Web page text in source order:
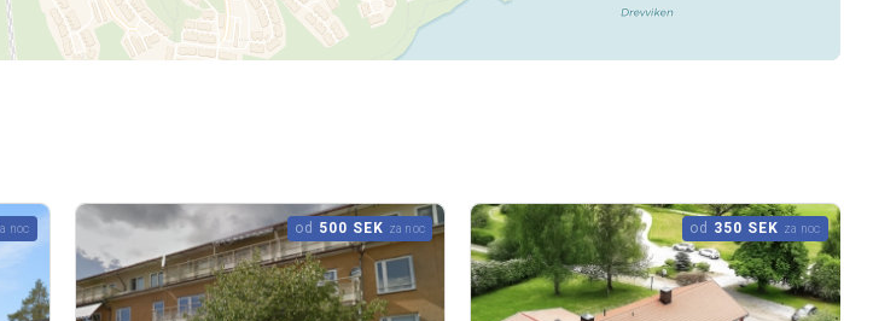
noc od 500 SEK za noc od 350 SEK za noc